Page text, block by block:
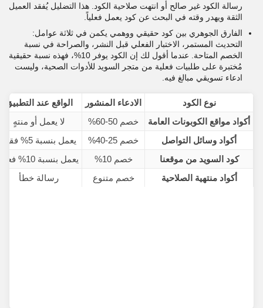
رسالة الكود غير صالح أو انتهت صلاحية الكود. هذا التضليل يُفقد العميل
الثقة ويهدر وقته في البحث عن كود يعمل فعلياً.
الفارق الجوهري بين كود حقيقي ووهمي يكمن في ثلاثة عوامل:
التحديث المستمر، الاختبار الفعلي قبل النشر، والصراحة في نسبة
الخصم المتاحة. عندما أقول لك إن الكود يوفر 10%، فهذه نسبة حقيقية
مُختبرة على طلبيات فعلية من متجر السويد للأدوات الصحية، وليست
ادعاء تسويقي مبالغ فيه.
نوع الكود الادعاء المنشور
الواقع عند التطبيق
أكواد مواقع الكوبونات العامة
خصم 50-60%
لا يعمل أو منتهٍ
أكواد وسائل التواصل
خصم 25-40%
يعمل بنسبة 5% فقط
كود السويد من موقعنا
خصم 10%
يعمل بنسبة 10% فعلياً
أكواد منتهية الصلاحية
خصم متنوع رسالة خطأ